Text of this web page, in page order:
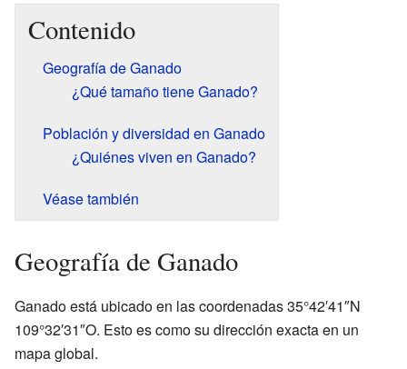
Contenido
Geografía de Ganado
¿Qué tamaño tiene Ganado?
Población y diversidad en Ganado
¿Quiénes viven en Ganado?
Véase también
Geografía de Ganado
Ganado está ubicado en las coordenadas 35°42′41″N
109°32′31″O. Esto es como su dirección exacta en un
mapa global.